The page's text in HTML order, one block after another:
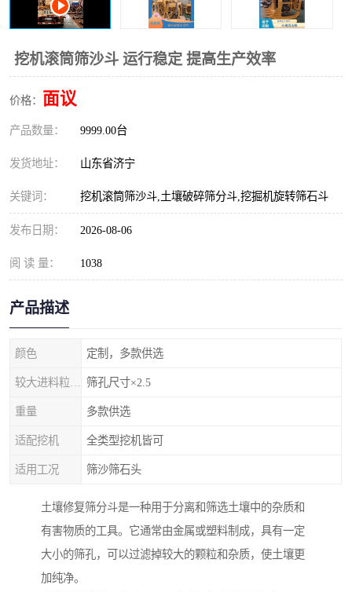
挖机滚筒筛沙斗 运行稳定 提高生产效率
价格： 面议
产品数量： 9999.00台
发货地址： 山东省济宁
关键词： 挖机滚筒筛沙斗,土壤破碎筛分斗,挖掘机旋转筛石斗
发布日期： 2026-08-06
阅 读 量： 1038
产品描述
颜色 定制，多款供选
筛孔尺寸×2.5
重量 多款供选
适配挖机 全类型挖机皆可
适用工况 筛沙筛石头
土壤修复筛分斗是一种用于分离和筛选土壤中的杂质和
有害物质的工具。它通常由金属或塑料制成，具有一定
大小的筛孔，可以过滤掉较大的颗粒和杂质，使土壤更
加纯净。
清扫器
挖树机 拓荒机
滚筒筛
挖掘机破碎斗